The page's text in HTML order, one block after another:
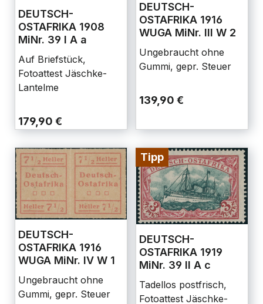
DEUTSCH-
OSTAFRIKA 1908
MiNr. 39 I A a
Auf Briefstück,
Fotoattest Jäschke-
Lantelme
179,90 €
DEUTSCH-
OSTAFRIKA 1916
WUGA MiNr. III W 2
Ungebraucht ohne
Gummi, gepr. Steuer
139,90 €
DEUTSCH-
OSTAFRIKA 1916
WUGA MiNr. IV W 1
Ungebraucht ohne
Gummi, gepr. Steuer
Tipp
DEUTSCH-
OSTAFRIKA 1919
MiNr. 39 II A c
Tadellos postfrisch,
Fotoattest Jäschke-